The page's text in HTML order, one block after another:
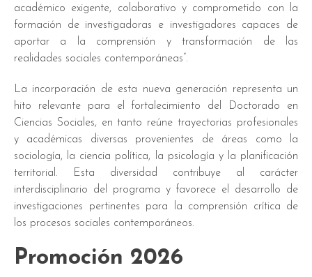
académico exigente, colaborativo y comprometido con la
formación de investigadoras e investigadores capaces de
aportar a la comprensión y transformación de las
realidades sociales contemporáneas”.
La incorporación de esta nueva generación representa un
hito relevante para el fortalecimiento del Doctorado en
Ciencias Sociales, en tanto reúne trayectorias profesionales
y académicas diversas provenientes de áreas como la
sociología, la ciencia política, la psicología y la planificación
territorial. Esta diversidad contribuye al carácter
interdisciplinario del programa y favorece el desarrollo de
investigaciones pertinentes para la comprensión crítica de
los procesos sociales contemporáneos.
Promoción 2026